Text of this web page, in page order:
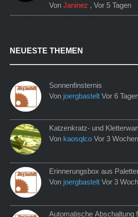
VonJaninez ,Vor 5 Tagen
NEUESTE THEMEN
Sonnenfinsternis
Von joergbastelt Vor 6
Katzenkratz- und
Von kaosqlco Vor 3 Wochen
Erinnerungsbox aus
Von joergbastelt Vor 3
Automatische Abschaltung